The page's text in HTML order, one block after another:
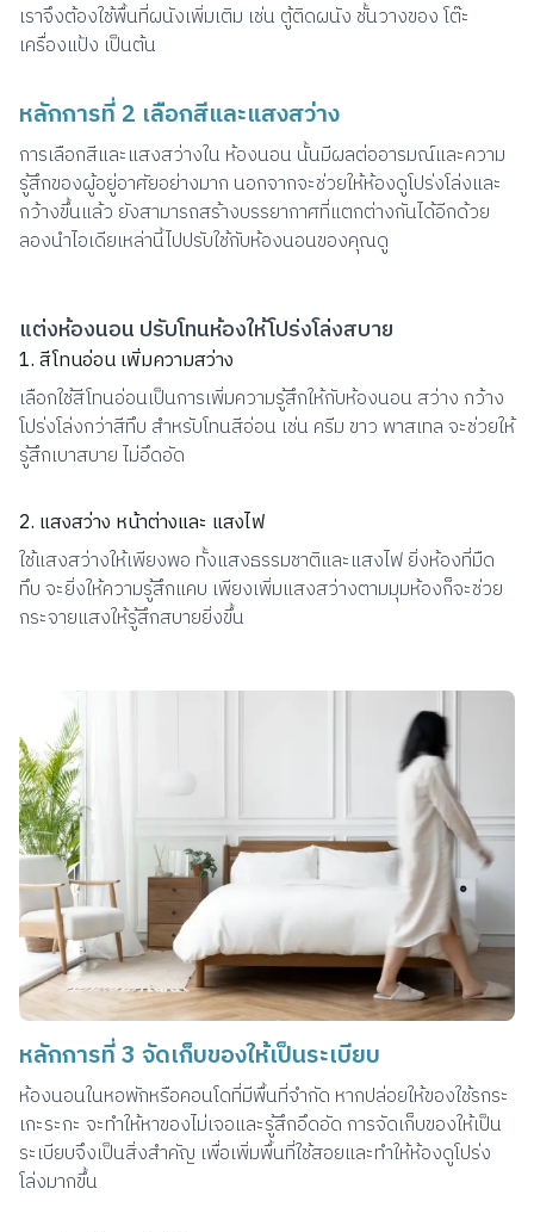
เราจึงต้องใช้พื้นที่ผนังเพิ่มเติม เช่น ตู้ติดผนัง ชั้นวางของ โต๊ะ
เครื่องแป้ง เป็นต้น
หลักการที่ 2 เลือกสีและแสงสว่าง
การเลือกสีและแสงสว่างใน ห้องนอน นั้นมีผลต่ออารมณ์และความ
รู้สึกของผู้อยู่อาศัยอย่างมาก นอกจากจะช่วยให้ห้องดูโปร่งโล่งและ
กว้างขึ้นแล้ว ยังสามารถสร้างบรรยากาศที่แตกต่างกันได้อีกด้วย
ลองนำไอเดียเหล่านี้ไปปรับใช้กับห้องนอนของคุณดู
แต่งห้องนอน ปรับโทนห้องให้โปร่งโล่งสบาย
1. สีโทนอ่อน เพิ่มความสว่าง
เลือกใช้สีโทนอ่อนเป็นการเพิ่มความรู้สึกให้กับห้องนอน สว่าง กว้าง
โปร่งโล่งกว่าสีทึบ สำหรับโทนสีอ่อน เช่น ครีม ขาว พาสเทล จะช่วยให้
รู้สึกเบาสบาย ไม่อึดอัด
2. แสงสว่าง หน้าต่างและ แสงไฟ
ใช้แสงสว่างให้เพียงพอ ทั้งแสงธรรมชาติและแสงไฟ ยิ่งห้องที่มืด
ทึบ จะยิ่งให้ความรู้สึกแคบ เพียงเพิ่มแสงสว่างตามมุมห้องก็จะช่วย
กระจายแสงให้รู้สึกสบายยิ่งขึ้น
หลักการที่ 3 จัดเก็บของให้เป็นระเบียบ
ห้องนอนในหอพักหรือคอนโดที่มีพื้นที่จำกัด หากปล่อยให้ของใช้รกระ
เกะระกะ จะทำให้หาของไม่เจอและรู้สึกอึดอัด การจัดเก็บของให้เป็น
ระเบียบจึงเป็นสิ่งสำคัญ เพื่อเพิ่มพื้นที่ใช้สอยและทำให้ห้องดูโปร่ง
โล่งมากขึ้น